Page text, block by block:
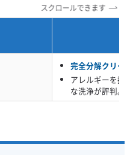
消臭処理 防汚コーティング
スクロールできます
完全分解クリー
アレルギーを持
な洗浄が評判。